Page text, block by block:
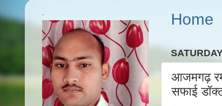
Home
आजमगढ़
सफाई
.